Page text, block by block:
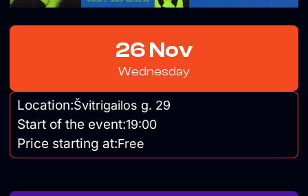
26 Nov
Wednesday
Location:Švitrigailos g. 29
Start of the event:19:00
Price starting at:Free